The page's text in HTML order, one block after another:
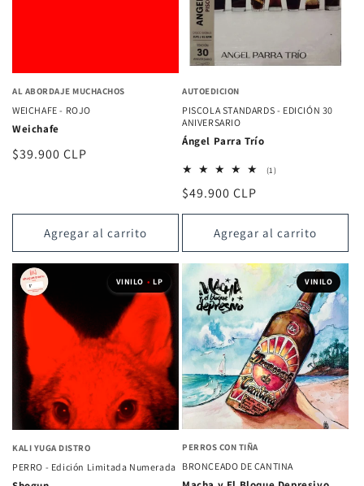
AL ABORDAJE MUCHACHOS
WEICHAFE - ROJO
Weichafe
Precio
$39.900 CLP
Agregar al carrito
AUTOEDICION
PISCOLA STANDARDS - EDICIÓN 30
ANIVERSARIO
Ángel Parra Trío
(1)1
Precio
habitual
$49.900 CLP
Agregar al carrito
VINILO • LP
KALI YUGA DISTRO
PERRO - Edición Limitada Numerada
VINILO
PERROS CON TIÑA
BRONCEADO DE CANTINA